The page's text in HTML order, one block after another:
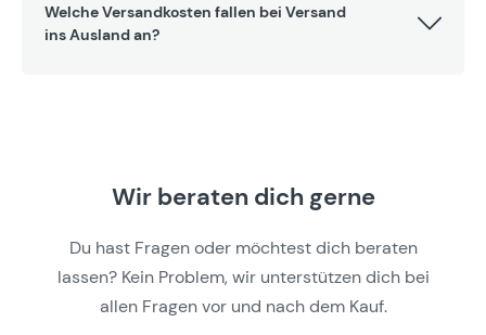
Welche Versandkosten fallen bei Versand
ins Ausland an?
Wir beraten dich gerne
Du hast Fragen oder möchtest dich beraten
lassen? Kein Problem, wir unterstützen dich bei
allen Fragen vor und nach dem Kauf.